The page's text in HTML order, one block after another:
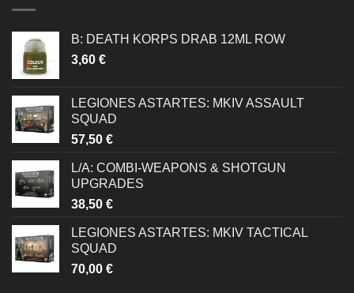
B: DEATH KORPS DRAB 12ML ROW
3,60 €
LEGIONES ASTARTES: MKIV ASSAULT
SQUAD
57,50 €
L/A: COMBI-WEAPONS & SHOTGUN
UPGRADES
38,50 €
LEGIONES ASTARTES: MKIV TACTICAL
SQUAD
70,00 €